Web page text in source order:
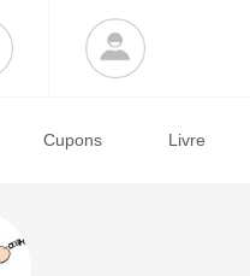
Cupons Livre